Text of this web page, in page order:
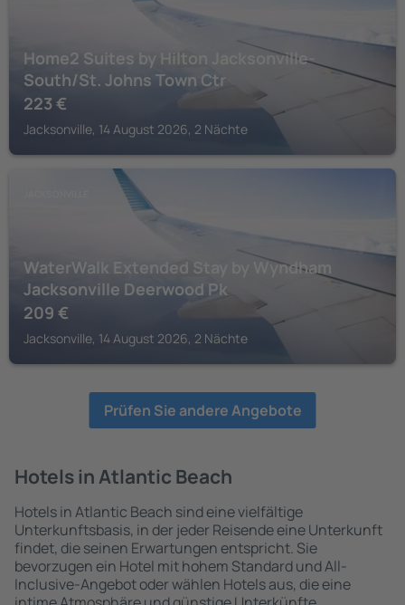
Home2 Suites by Hilton Jacksonville-
South/St. Johns Town Ctr
223 €
Jacksonville, 14 August 2026, 2 Nächte
WaterWalk Extended Stay by Wyndham
Jacksonville Deerwood Pk
209 €
Jacksonville, 14 August 2026, 2 Nächte
Prüfen Sie andere Angebote
Hotels in Atlantic Beach
Hotels in Atlantic Beach sind eine vielfältige
Unterkunftsbasis, in der jeder Reisende eine Unterkunft
findet, die seinen Erwartungen entspricht. Sie
bevorzugen ein Hotel mit hohem Standard und All-
Inclusive-Angebot oder wählen Hotels aus, die eine